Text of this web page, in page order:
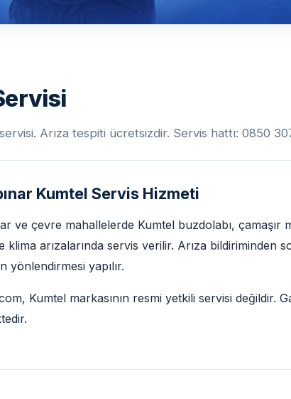
Arıza tespiti ücretsizdir. Servis hattı: 0850
Kumtel Servis Hizmeti
ve çevre mahallelerde Kumtel buzdolabı, çamaşır
klima arızalarında servis verilir. Arıza bildiriminden
yönlendirmesi yapılır.
Kumtel markasının resmi yetkili servisi değildir.